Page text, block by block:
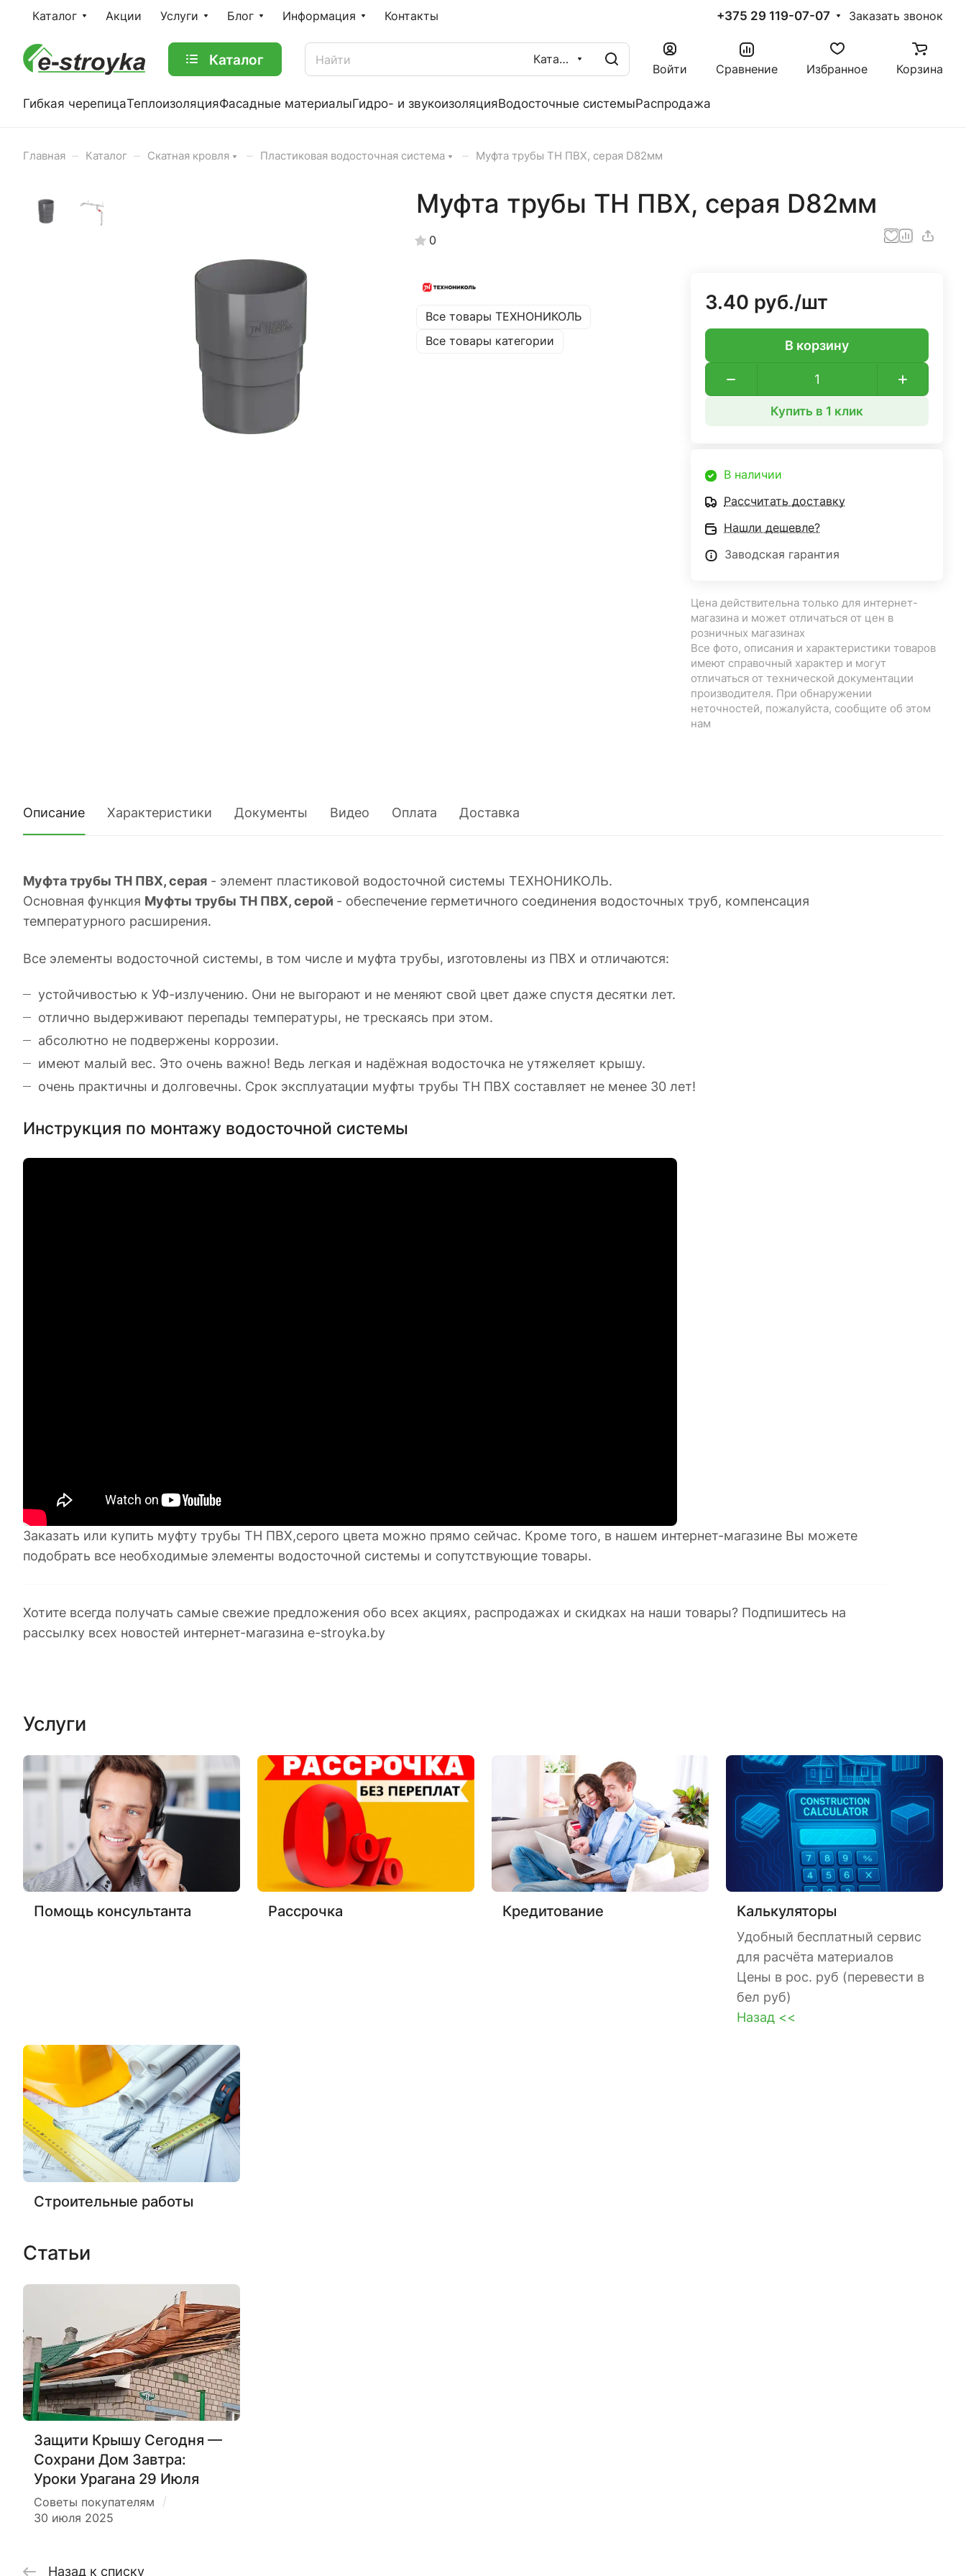
Каталог Акции Услуги Блог Информация Контакты +375 29 119-07-07 Заказать звонок
Каталог Каталог
Войти Сравнение Избранное Корзина
Гибкая черепицаТеплоизоляцияФасадные материалыГидро- и звукоизоляцияВодосточные системыРаспродажа
Главная – Каталог – Скатная кровля – Пластиковая водосточная система – Муфта трубы ТН ПВХ, серая D82мм
Муфта трубы ТН ПВХ, серая D82мм
0
Все товары ТЕХНОНИКОЛЬ
Все товары категории
3.40 руб./шт
В корзину
Купить в 1 клик
В наличии
Рассчитать доставку
Нашли дешевле?
Заводская гарантия
Цена действительна только для интернет-
магазина и может отличаться от цен в
розничных магазинах
Все фото, описания и характеристики товаров
имеют справочный характер и могут
отличаться от технической документации
производителя. При обнаружении
неточностей, пожалуйста, сообщите об этом
нам
Описание Характеристики Документы Видео Оплата Доставка
Муфта трубы ТН ПВХ, серая - элемент пластиковой водосточной системы ТЕХНОНИКОЛЬ.
Основная функция Муфты трубы ТН ПВХ, серой - обеспечение герметичного соединения водосточных труб, компенсация
температурного расширения.
Все элементы водосточной системы, в том числе и муфта трубы, изготовлены из ПВХ и отличаются:
устойчивостью к УФ-излучению. Они не выгорают и не меняют свой цвет даже спустя десятки лет.
отлично выдерживают перепады температуры, не трескаясь при этом.
абсолютно не подвержены коррозии.
имеют малый вес. Это очень важно! Ведь легкая и надёжная водосточка не утяжеляет крышу.
очень практичны и долговечны. Срок эксплуатации муфты трубы ТН ПВХ составляет не менее 30 лет!
Инструкция по монтажу водосточной системы
Заказать или купить муфту трубы ТН ПВХ,серого цвета можно прямо сейчас. Кроме того, в нашем интернет-магазине Вы можете
подобрать все необходимые элементы водосточной системы и сопутствующие товары.
Хотите всегда получать самые свежие предложения обо всех акциях, распродажах и скидках на наши товары? Подпишитесь на
рассылку всех новостей интернет-магазина e-stroyka.by
Услуги
Помощь консультанта Рассрочка Кредитование Калькуляторы
Удобный бесплатный сервис
для расчёта материалов
Цены в рос. руб (перевести в
бел руб)
Назад <<
Строительные работы
Статьи
Защити Крышу Сегодня —
Сохрани Дом Завтра:
Уроки Урагана 29 Июля
Советы покупателям /
30 июля 2025
Назад к списку